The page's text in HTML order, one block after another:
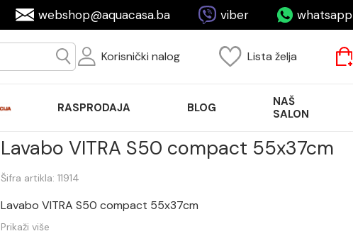
webshop@aquacasa.ba viber whatsapp
Korisnički nalog Lista želja
RASPRODAJA BLOG
NAŠ
SALON
Lavabo VITRA S50 compact 55x37cm
Šifra artikla: 11914
Lavabo VITRA S50 compact 55x37cm
Prikaži više